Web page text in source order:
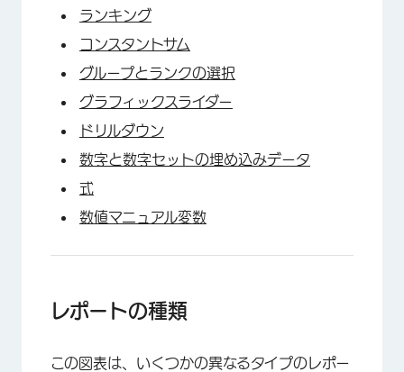
ランキング
コンスタントサム
グループとランクの選択
グラフィックスライダー
ドリルダウン
数字と数字セットの埋め込みデータ
式
数値マニュアル変数
レポートの種類
この図表は、いくつかの異なるタイプのレポー